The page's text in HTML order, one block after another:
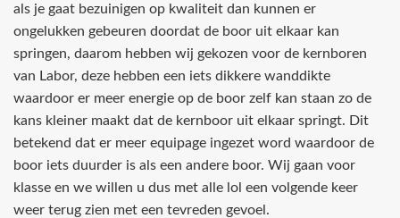
als je gaat bezuinigen op kwaliteit dan kunnen er
ongelukken gebeuren doordat de boor uit elkaar kan
springen, daarom hebben wij gekozen voor de kernboren
van Labor, deze hebben een iets dikkere wanddikte
waardoor er meer energie op de boor zelf kan staan zo de
kans kleiner maakt dat de kernboor uit elkaar springt. Dit
betekend dat er meer equipage ingezet word waardoor de
boor iets duurder is als een andere boor. Wij gaan voor
klasse en we willen u dus met alle lol een volgende keer
weer terug zien met een tevreden gevoel.